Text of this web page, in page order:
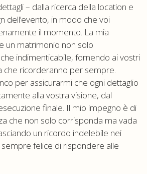
– dalla ricerca della location e
dell’evento, in modo che voi
il momento. La mia
un matrimonio non solo
indimenticabile, fornendo ai vostri
che ricorderanno per sempre.
per assicurarmi che ogni dettaglio
alla vostra visione, dal
finale. Il mio impegno è di
che non solo corrisponda ma vada
un ricordo indelebile nei
felice di rispondere alle